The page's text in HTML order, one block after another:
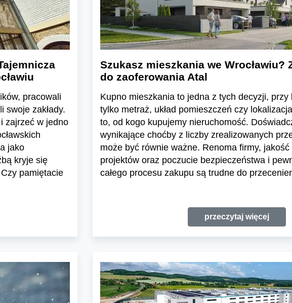
pracowali
swoje zakłady.
zajrzeć w jedno
jako
kryje się
pamiętacie
Szukasz mieszkania we Wrocławiu?
do zaoferowania Atal
Kupno mieszkania to jedna z tych decyzji,
tylko metraż, układ pomieszczeń czy
to, od kogo kupujemy nieruchomość.
wynikające choćby z liczby zrealizowanych
może być równie ważne. Renoma firmy,
projektów oraz poczucie bezpieczeństwa i
całego procesu zakupu są trudne do
przeczytaj więcej